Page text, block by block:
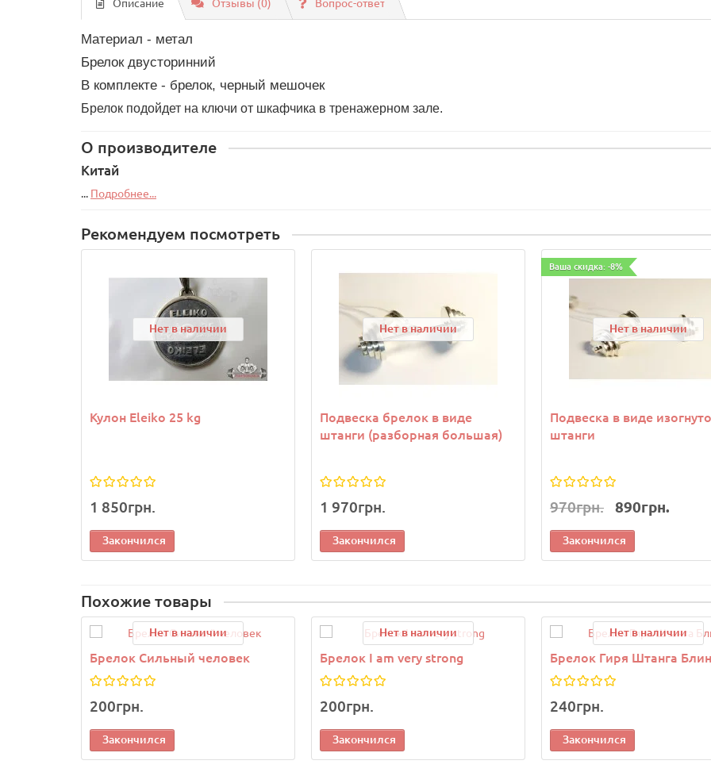
Описание Отзывы (0) Вопрос-ответ
Материал - метал
Брелок двусторинний
В комплекте - брелок, черный мешочек
Брелок подойдет на ключи от шкафчика в тренажерном зале.
О производителе
Китай
... Подробнее...
Рекомендуем посмотреть
Нет в наличии
Кулон Eleiko 25 kg
1 850грн.
Закончился
Нет в наличии
Подвеска брелок в виде
штанги (разборная большая)
1 970грн.
Закончился
Ваша скидка: -8%
Нет в наличии
Подвеска в виде
штанги
970грн. 890грн.
Закончился
Похожие товары
Нет в наличии
Брелок Сильный человек
200грн.
Закончился
Нет в наличии
Брелок I am very strong
200грн.
Закончился
Нет в наличии
Брелок Гиря Штанга Блин
240грн.
Закончился